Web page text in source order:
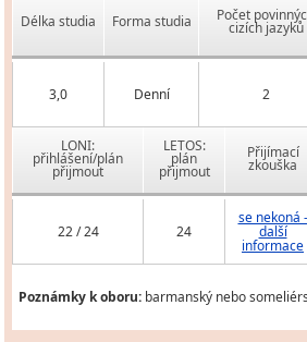
Délka studia Forma studia Počet
cizích jazyků
3,0 Denní 2
LONI:
přihlášení/plán
přijmout
LETOS:
plán
přijmout
Přijímací
zkouška
22 / 24 24
se nekoná -
další
informace
Poznámky k oboru: barmanský nebo